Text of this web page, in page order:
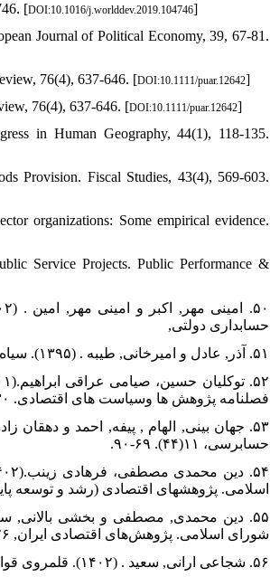
[DOI:10.1016/j.worlddev.2019.104746]
Journal of Political Economy, 39, 67-81.
76(4), 637-646. [DOI:10.1111/puar.12642]
76(4), 637-646. [DOI:10.1111/puar.12642]
in Human Geography, 44(1), 118-135.
Provision. Fiscal Studies, 43(4), 569-603.
organizations: Some empirical evidence.
Service Projects. Public Performance &
حسابداری دولتی,
۵۱. آذر, عادل و امیرخانی, طیبه . (۱۳۹۵). سیاه‌چاله‌های بودجه در نظام بودجه‌ریزی ایران. مدیریت دولتی,
فصلنامه پژوهش ها وسیاست های اقتصادی. ۳۰ (۱۰۳) :۴۹-۹۸
حسابرسی، ۱۱(۴۴). ۶۹-۹۰.
اسلامی. پژوهشهای اقتصادی (رشد و توسعه پایدار). ۲۳ (۳)
شورای اسلامی. پژوهش‌های اقتصادی ایران, ۲۶(۸۸),
۵۶. شجاعی ارانی, سعید . (۱۴۰۲). قلمروی قوانین بودجه ای در ایران (۱۳۵۷ تا ۱۴۰۰). فصلنامه تحقیقات حقوقی, ۲۶(۱۰۲)